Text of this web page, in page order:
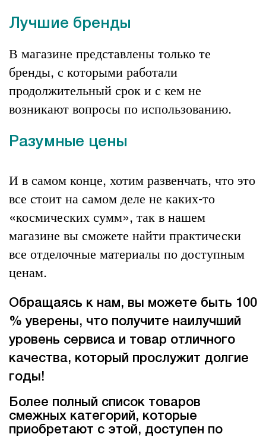
Лучшие бренды
В магазине представлены только те
бренды, с которыми работали
продолжительный срок и с кем не
возникают вопросы по использованию.
Разумные цены
И в самом конце, хотим развенчать, что это
все стоит на самом деле не каких-то
«космических сумм», так в нашем
магазине вы сможете найти практически
все отделочные материалы по доступным
ценам.
Обращаясь к нам, вы можете быть 100
% уверены, что получите наилучший
уровень сервиса и товар отличного
качества, который прослужит долгие
годы!
Более полный список товаров
смежных категорий, которые
приобретают с этой, доступен по